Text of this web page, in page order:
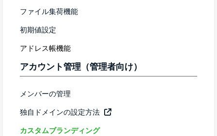
ファイル集荷機能
初期値設定
アドレス帳機能
アカウント管理（管理者向け）
メンバーの管理
独自ドメインの設定方法
カスタムブランディング